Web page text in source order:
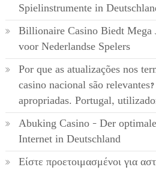
Spielinstrumente in
Billionaire Casino Biedt Mega
voor Nederlandse Spelers
Por que as atualizações nos
casino nacional são
apropriadas. Portugal,
Abuking Casino – Der
Internet in Deutschland
Είστε προετοιμασμένοι για